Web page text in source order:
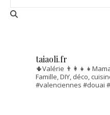
taiaoli.fr
🌵Valérie
Famille, DIY, déco,
#valenciennes #douai